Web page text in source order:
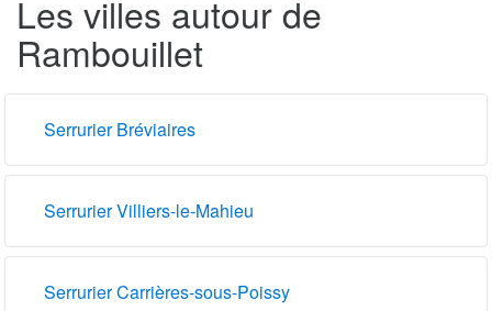
Les villes autour de
Rambouillet
Serrurier Bréviaires
Serrurier Villiers-le-Mahieu
Serrurier Carrières-sous-Poissy